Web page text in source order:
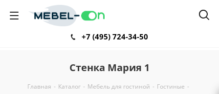
+7 (495) 724-34-50
Стенка Мария 1
Главная - Каталог - Мебель для гостиной - Гостиные -